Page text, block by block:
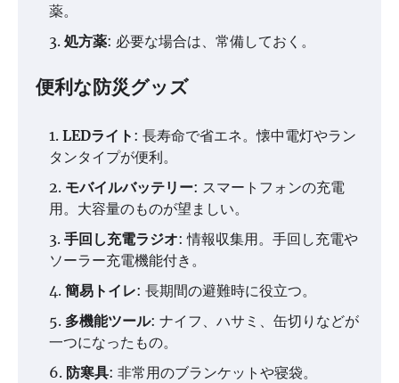
薬。
処方薬: 必要な場合は、常備しておく。
便利な防災グッズ
LEDライト : 長寿命で省エネ。懐中電灯やラン
タンタイプが便利。
モバイルバッテリー: スマートフォンの充電
用。大容量のものが望ましい。
手回し充電ラジオ: 情報収集用。手回し充電や
ソーラー充電機能付き。
簡易トイレ: 長期間の避難時に役立つ。
多機能ツール: ナイフ、ハサミ、缶切りなどが
一つになったもの。
防寒具: 非常用のブランケットや寝袋。